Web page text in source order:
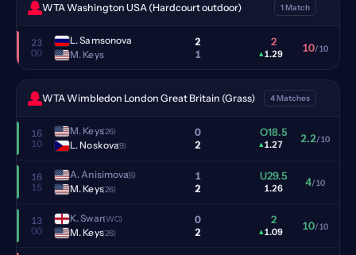
WTA Washington USA (Hardcourt outdoor) 1 Match
23
00
L. Samsonova
M. Keys
2
1
2
▴1.29 10/10
WTA Wimbledon London Great Britain (Grass) 4 Matches
16
10
M. Keys(26)
L. Noskova(9)
0
2
O18.5
▴1.27 2.2/10
16
15
A. Anisimova(6)
M. Keys(26)
1
2
U29.5
1.26 4/10
13
00
K. Swan(WC)
M. Keys(26)
0
2
2
▴1.09 10/10